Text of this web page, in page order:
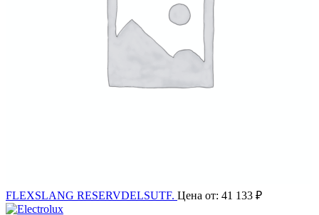
FLEXSLANG RESERVDELSUTF. Цена от: 41 133 ₽